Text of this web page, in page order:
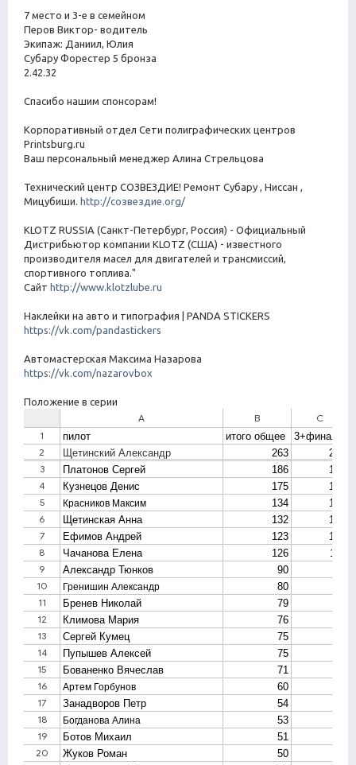
7 место и 3-е в семейном
Перов Виктор- водитель
Экипаж: Даниил, Юлия
Субару Форестер 5 бронза
2.42.32
Спасибо нашим спонсорам!
Корпоративный отдел Сети полиграфических центров
Printsburg.ru
Ваш персональный менеджер Алина Стрельцова
Технический центр СОЗВЕЗДИЕ! Ремонт Субару , Ниссан ,
Мицубиши. http://созвездие.org/
KLOTZ RUSSIA (Санкт-Петербург, Россия) - Официальный
Дистрибьютор компании KLOTZ (США) - известного
производителя масел для двигателей и трансмиссий,
спортивного топлива."
Сайт http://www.klotzlube.ru
Наклейки на авто и типография | PANDA STICKERS
https://vk.com/pandastickers
Автомастерская Максима Назарова
https://vk.com/nazarovbox
Положение в серии